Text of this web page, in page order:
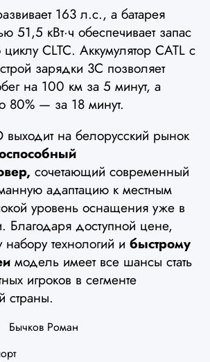
163 л.с., а батарея
51,5 кВт·ч обеспечивает запас
CLTC. Аккумулятор CATL с
зарядки 3C позволяет
на 100 км за 5 минут, а
80% — за 18 минут.
на белорусский рынок
сочетающий современный
адаптацию к местным
уровень оснащения уже в
Благодаря доступной цене,
технологий и быстрому
модель имеет все шансы стать
игроков в сегменте
страны.
Бычков Роман